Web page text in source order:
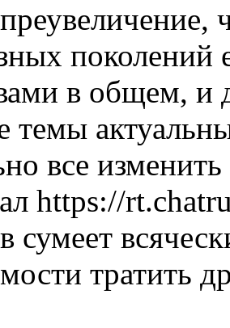
в общем, и
все
https://
сумеет
тратить